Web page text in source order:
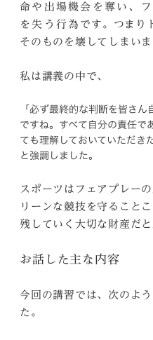
命や出場機会を奪い、
を失う行為 です。つまり
そのものを壊してしまいま
私は講義の中で、
「必ず最終的な判断を皆さ
ですね。すべて自分の責任で
ても理解しておいていただき
と強調しました。
スポーツはフェアプレー
リーンな競技を守ること
残していく大切な財産だと
お話した主な内容
今回の講習では、次のよ
た。